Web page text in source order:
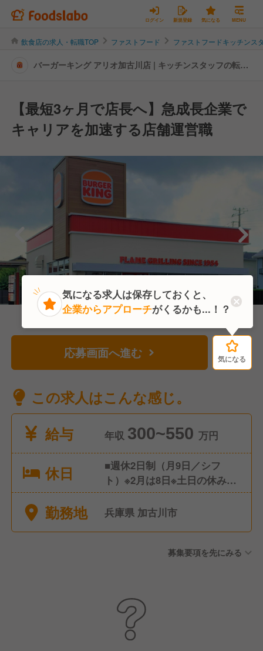
ログイン 新規登録 気になる MENU
飲食店の求人・転職TOP ファストフード ファストフードキッチンス
バーガーキング アリオ加古川店 | キッチンスタッフの転
【最短3ヶ月で店長へ】急成長企業で
キャリアを加速する店舗運営職
応募画面へ進む 気になる
この求人はこんな感じ。
給与
年収 300~550 万円
休日
■週休2日制（月9日／シフ
ト）※2月は8日※土日の休みも
可 ■有給休暇（入社後半年以
降10日間付与） ■特別休暇
休暇・介護休暇
勤務地 兵庫県 加古川市
募集要項を先にみる
気になる
気になる求人は保存しておくと、
企業からアプローチがくるかも...！？